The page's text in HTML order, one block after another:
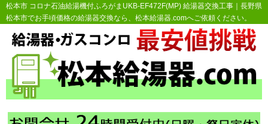
松本市 コロナ石油給湯機付ふろがまUKB-EF472F(MP) 給湯器交換工事｜長野県
松本市でお手頃価格の給湯器交換なら、松本給湯器.comへご依頼ください。